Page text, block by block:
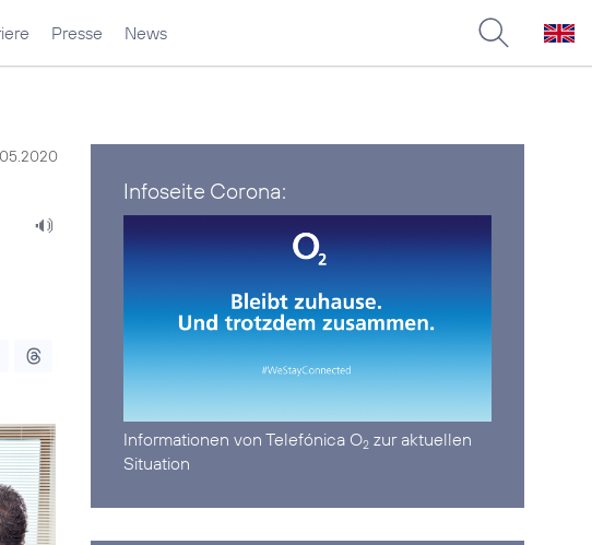
Presse News
Infoseite Corona:
Informationen von Telefónica O2 zur aktuellen
Situation